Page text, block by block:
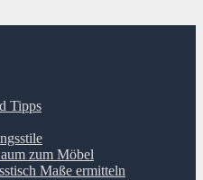
Tipps
zum Möbel
Maße ermitteln